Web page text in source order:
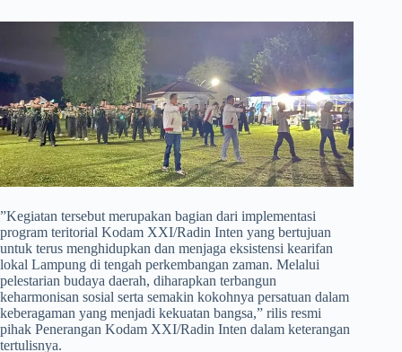
​”Kegiatan tersebut merupakan bagian dari implementasi
program teritorial Kodam XXI/Radin Inten yang bertujuan
untuk terus menghidupkan dan menjaga eksistensi kearifan
lokal Lampung di tengah perkembangan zaman. Melalui
pelestarian budaya daerah, diharapkan terbangun
keharmonisan sosial serta semakin kokohnya persatuan dalam
keberagaman yang menjadi kekuatan bangsa,” rilis resmi
pihak Penerangan Kodam XXI/Radin Inten dalam keterangan
tertulisnya.